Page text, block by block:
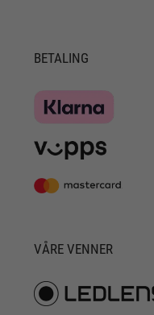
BETALING
VÅRE VENNER